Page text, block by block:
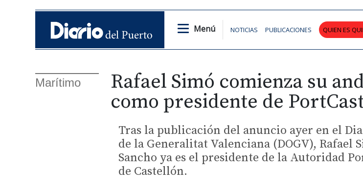
Menú NOTICIAS PUBLICACIONES QUIEN ES
Marítimo
Rafael Simó comienza su
como presidente de
Tras la publicación del anuncio ayer en el
de la Generalitat Valenciana (DOGV), Rafael
Sancho ya es el presidente de la Autoridad
de Castellón.